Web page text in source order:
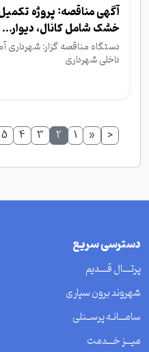
آگهی مناقصه: پروژه
خشک شامل کانال، دیوار...
دستگاه مناقصه گزار: شهرداری
داخلی شهرداری
<
«
1
2
3
4
5
دسترسی سریع
پرتــــال قــــدیم
شهروند برون سپاری
سامـــانـه پرســنلی
میـــز خـــدمت